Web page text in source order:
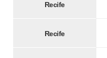
Recife
Recife